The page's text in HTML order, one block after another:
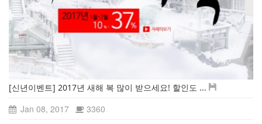
[신년이벤트] 2017년 새해 복 많이 받으세요! 할인도 ...
Jan 08, 2017
3360